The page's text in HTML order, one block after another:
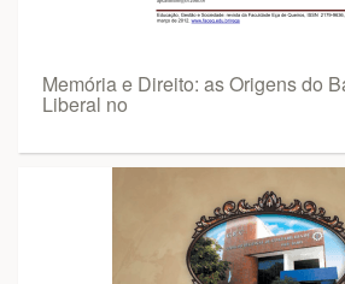
Memória e Direito: as Origens do
Liberal no